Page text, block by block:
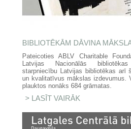
BIBLIOTĒKĀM DĀVINA
Pateicoties ABLV Charitable
Latvijas Nacionālās
starpniecību Latvijas bibliotēkas arī
un kvalitatīvus mākslas izdevumus.
plauktos nonāks 684 grāmatas.
LASĪT VAIRĀK